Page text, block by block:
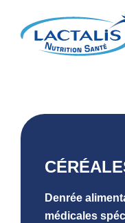
Denrée
médicales